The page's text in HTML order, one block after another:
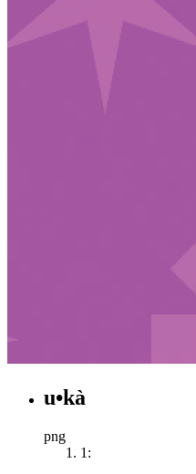
u•kà
png
1: